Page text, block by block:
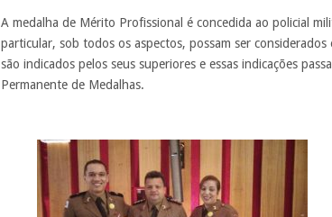
A medalha de Mérito Profissional é concedida ao policial
particular, sob todos os aspectos, possam ser
são indicados pelos seus superiores e essas indicações
Permanente de Medalhas.